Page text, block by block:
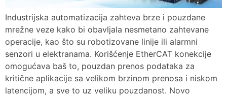
Industrijska automatizacija zahteva brze i pouzdane
mrežne veze kako bi obavljala nesmetano zahtevane
operacije, kao što su robotizovane linije ili alarmni
senzori u elektranama. Korišćenje EtherCAT konekcije
omogućava baš to, pouzdan prenos podataka za
kritične aplikacije sa velikom brzinom prenosa i niskom
latencijom, a sve to uz veliku pouzdanost. Novo